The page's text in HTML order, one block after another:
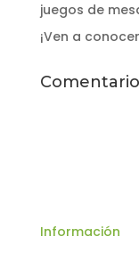
juegos de
¡Ven a
Información